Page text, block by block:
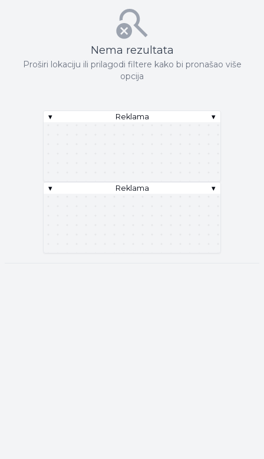
Nema rezultata
Proširi lokaciju ili prilagodi filtere kako bi pronašao više
opcija
▾ Reklama ▾
▾ Reklama ▾